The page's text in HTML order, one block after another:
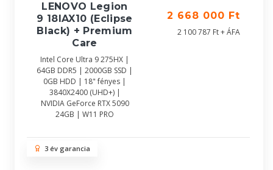
LENOVO Legion
9 18IAX10 (Eclipse
Black) + Premium
Care
Intel Core Ultra 9 275HX |
64GB DDR5 | 2000GB SSD |
0GB HDD | 18" fényes |
3840X2400 (UHD+) |
NVIDIA GeForce RTX 5090
24GB | W11 PRO
2 668 000 Ft
2 100 787 Ft + ÁFA
3 év garancia